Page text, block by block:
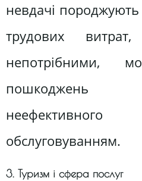
невдачі
трудових
непотрібними,
пошкоджень
обслуговуванням.
3. Туризм і сфера послуг